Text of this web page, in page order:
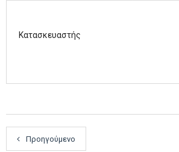
Κατασκευαστής
Προηγούμενο